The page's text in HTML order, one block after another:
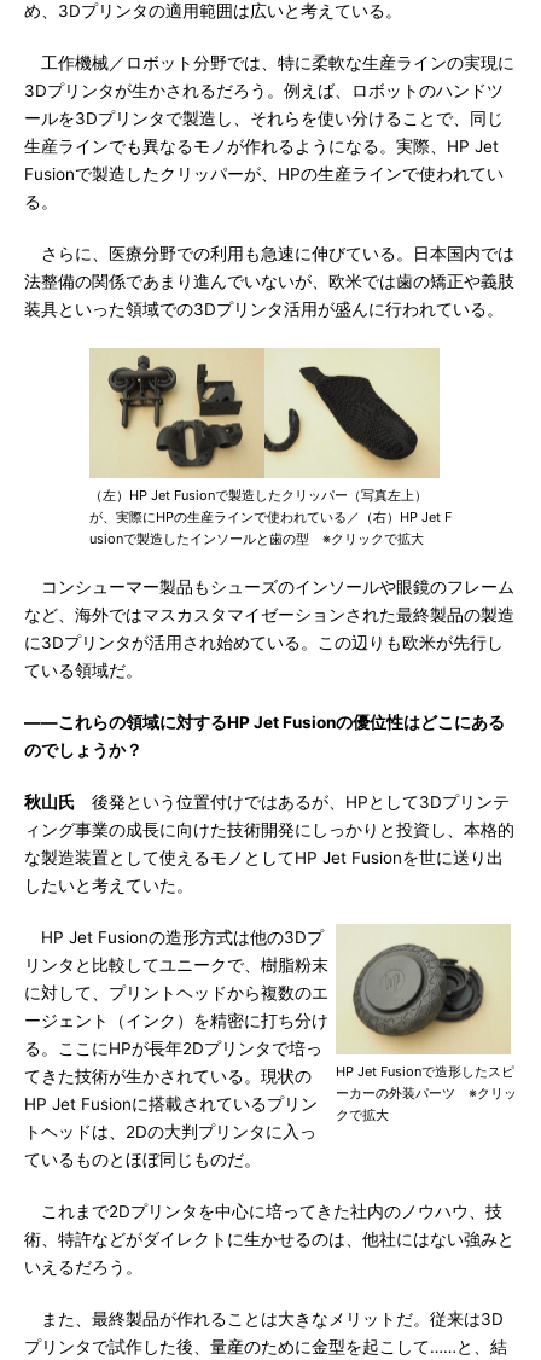
め、3Dプリンタの適用範囲は広いと考えている。
工作機械／ロボット分野では、特に柔軟な生産ラインの実現に
3Dプリンタが生かされるだろう。例えば、ロボットのハンドツ
ールを3Dプリンタで製造し、それらを使い分けることで、同じ
生産ラインでも異なるモノが作れるようになる。実際、HP Jet
Fusionで製造したクリッパーが、HPの生産ラインで使われてい
る。
さらに、医療分野での利用も急速に伸びている。日本国内では
法整備の関係であまり進んでいないが、欧米では歯の矯正や義肢
装具といった領域での3Dプリンタ活用が盛んに行われている。
（左）HP Jet Fusionで製造したクリッパー（写真左上）
が、実際にHPの生産ラインで使われている／（右）HP Jet F
usionで製造したインソールと歯の型 ※クリックで拡大
コンシューマー製品もシューズのインソールや眼鏡のフレーム
など、海外ではマスカスタマイゼーションされた最終製品の製造
に3Dプリンタが活用され始めている。この辺りも欧米が先行し
ている領域だ。
――これらの領域に対するHP Jet Fusionの優位性はどこにある
のでしょうか？
秋山氏 後発という位置付けではあるが、HPとして3Dプリンテ
ィング事業の成長に向けた技術開発にしっかりと投資し、本格的
な製造装置として使えるモノとしてHP Jet Fusionを世に送り出
したいと考えていた。
HP Jet Fusionで造形したスピ
ーカーの外装パーツ ※クリッ
クで拡大
HP Jet Fusionの造形方式は他の3Dプ
リンタと比較してユニークで、樹脂粉末
に対して、プリントヘッドから複数のエ
ージェント（インク）を精密に打ち分け
る。ここにHPが長年2Dプリンタで培っ
てきた技術が生かされている。現状の
HP Jet Fusionに搭載されているプリン
トヘッドは、2Dの大判プリンタに入っ
ているものとほぼ同じものだ。
これまで2Dプリンタを中心に培ってきた社内のノウハウ、技
術、特許などがダイレクトに生かせるのは、他社にはない強みと
いえるだろう。
また、最終製品が作れることは大きなメリットだ。従来は3D
プリンタで試作した後、量産のために金型を起こして……と、結